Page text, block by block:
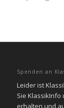
Spenden an
Leider ist
Sie
erhalten und